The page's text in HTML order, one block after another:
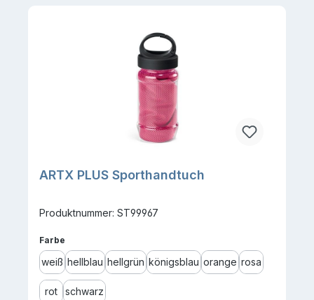
ARTX PLUS Sporthandtuch
Produktnummer: ST99967
Farbe
weiß hellblau hellgrün königsblau orange rosa
rot schwarz